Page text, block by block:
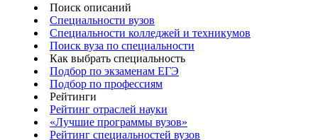
Поиск описаний
Специальности вузов
Специальности колледжей и техникумов
Поиск вуза по специальности
Как выбрать специальность
Подбор по экзаменам ЕГЭ
Подбор по профессиям
Рейтинги
Рейтинг отраслей науки
«Лучшие программы вузов»
Рейтинг специальностей вузов